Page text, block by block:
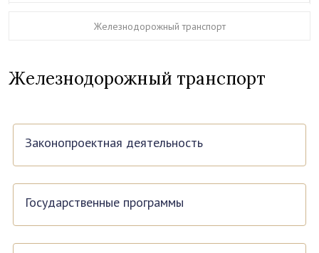
Железнодорожный транспорт
Законопроектная деятельность
Государственные программы
Железнодорожный транспорт